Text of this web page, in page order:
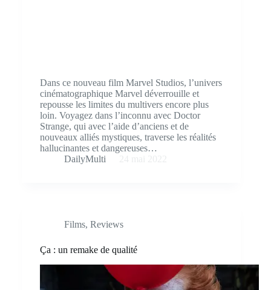
Dans ce nouveau film Marvel Studios, l’univers
cinématographique Marvel déverrouille et
repousse les limites du multivers encore plus
loin. Voyagez dans l’inconnu avec Doctor
Strange, qui avec l’aide d’anciens et de
nouveaux alliés mystiques, traverse les réalités
hallucinantes et dangereuses…
DailyMulti
Films, Reviews
Ça : un remake de qualité